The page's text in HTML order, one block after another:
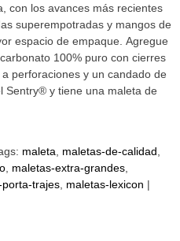
con los avances más recientes
superempotradas y mangos de
espacio de empaque. Agregue
100% puro con cierres
perforaciones y un candado de
Sentry® y tiene una maleta de
maleta
maletas-de-calidad
maletas-extra-grandes
porta-trajes maletas-lexicon |